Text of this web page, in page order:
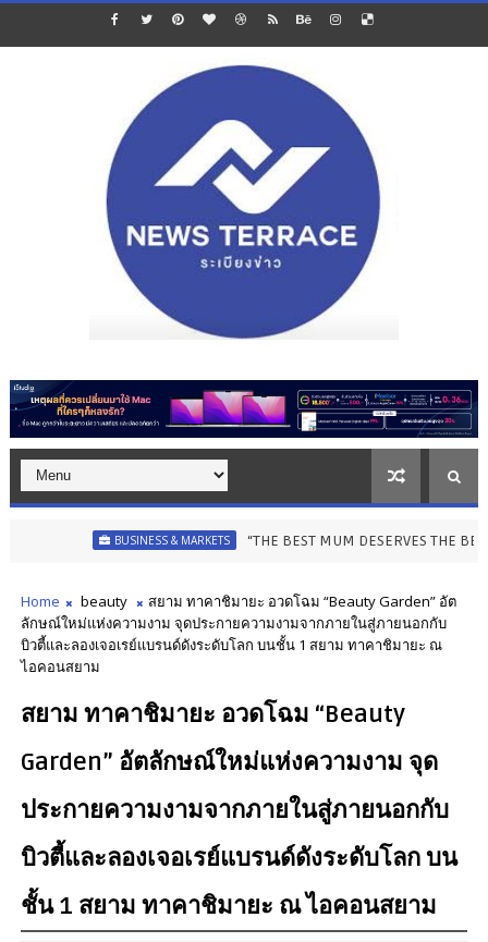
BUSINESS & MARKETS “THE BEST MUM DESERVES THE BEST” ไอ
Home beauty
สยาม ทาคาชิมายะ อวดโฉม “Beauty Garden” อัต
ลักษณ์ใหม่แห่งความงาม จุดประกายความงามจากภายในสู่ภายนอกกับ
บิวตี้และลองเจอเรย์แบรนด์ดังระดับโลก บนชั้น 1 สยาม ทาคาชิมายะ ณ
ไอคอนสยาม
สยาม ทาคาชิมายะ อวดโฉม “Beauty
Garden” อัตลักษณ์ใหม่แห่งความงาม จุด
ประกายความงามจากภายในสู่ภายนอกกับ
บิวตี้และลองเจอเรย์แบรนด์ดังระดับโลก บน
ชั้น 1 สยาม ทาคาชิมายะ ณ ไอคอนสยาม